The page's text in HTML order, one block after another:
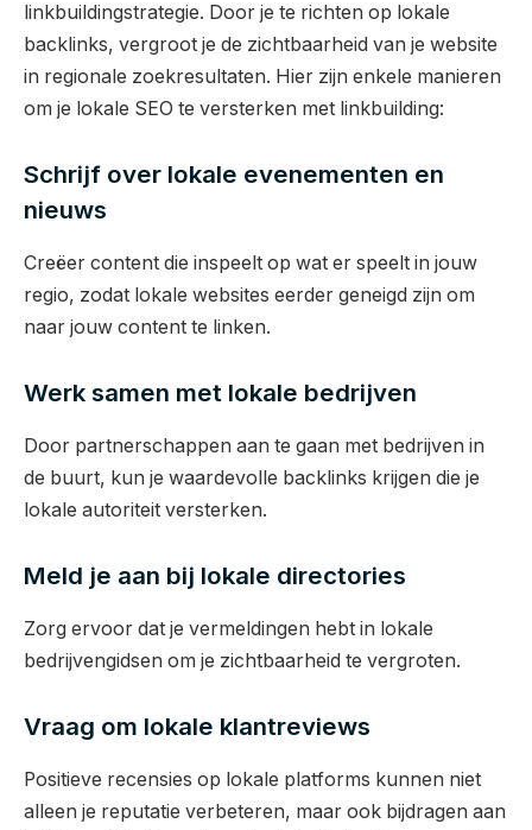
linkbuildingstrategie. Door je te richten op lokale
backlinks, vergroot je de zichtbaarheid van je website
in regionale zoekresultaten. Hier zijn enkele manieren
om je lokale SEO te versterken met linkbuilding:
Schrijf over lokale evenementen en
nieuws
Creëer content die inspeelt op wat er speelt in jouw
regio, zodat lokale websites eerder geneigd zijn om
naar jouw content te linken.
Werk samen met lokale bedrijven
Door partnerschappen aan te gaan met bedrijven in
de buurt, kun je waardevolle backlinks krijgen die je
lokale autoriteit versterken.
Meld je aan bij lokale directories
Zorg ervoor dat je vermeldingen hebt in lokale
bedrijvengidsen om je zichtbaarheid te vergroten.
Vraag om lokale klantreviews
Positieve recensies op lokale platforms kunnen niet
alleen je reputatie verbeteren, maar ook bijdragen aan